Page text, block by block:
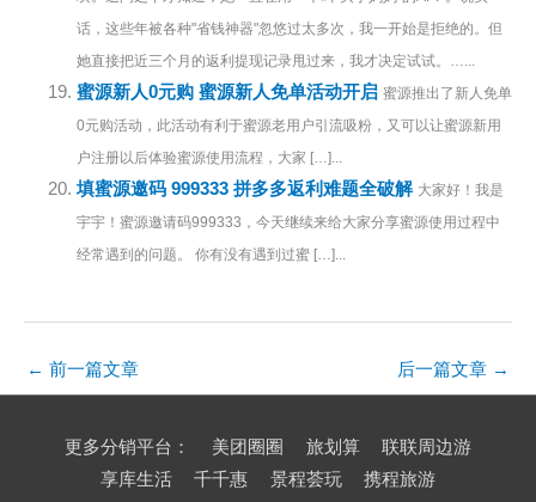
话，这些年被各种"省钱神器"忽悠过太多次，我一开始是拒绝的。但
她直接把近三个月的返利提现记录甩过来，我才决定试试。…...
蜜源新人0元购 蜜源新人免单活动开启 蜜源推出了新人免单
0元购活动，此活动有利于蜜源老用户引流吸粉，又可以让蜜源新用
户注册以后体验蜜源使用流程，大家 […]...
填蜜源邀码 999333 拼多多返利难题全破解 大家好！我是
宇宇！蜜源邀请码999333，今天继续来给大家分享蜜源使用过程中
经常遇到的问题。 你有没有遇到过蜜 […]...
← 前一篇文章 后一篇文章 →
更多分销平台： 美团圈圈 旅划算
联联周边游
享库生活
千千惠 景程荟玩 携程旅游